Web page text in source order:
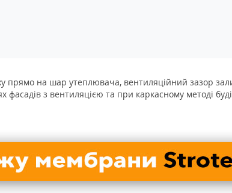
прямо на шар утеплювача, вентиляційний зазор
фасадів з вентиляцією та при каркасному методі